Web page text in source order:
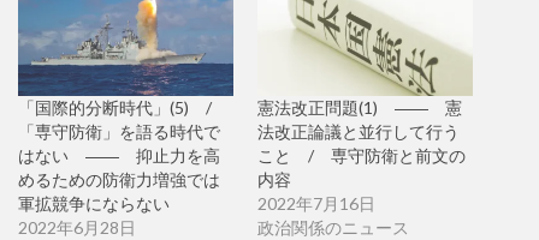
「国際的分断時代」(5) /
「専守防衛」を語る時代で
はない ―― 抑止力を高
めるための防衛力増強では
軍拡競争にならない
2022年6月28日
憲法改正問題(1) ―― 憲
法改正論議と並行して行う
こと / 専守防衛と前文の
内容
2022年7月16日
政治関係のニュース